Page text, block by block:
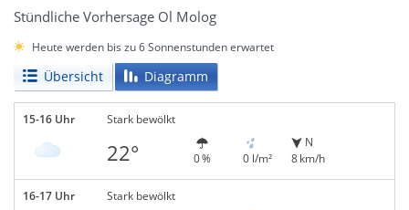
Stündliche Vorhersage Ol Molog
Heute werden bis zu 6 Sonnenstunden erwartet
Übersicht Diagramm
15-16 Uhr Stark bewölkt
22° 0 % 0 l/m²
N
8 km/h
16-17 Uhr Stark bewölkt